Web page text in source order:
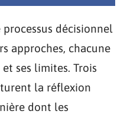
décisionnel
approches, chacune
ses limites. Trois
la réflexion
dont les